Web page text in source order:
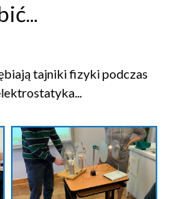
tajniki fizyki podczas